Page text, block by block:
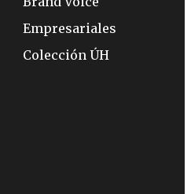
Empresariales
Colección ÚH